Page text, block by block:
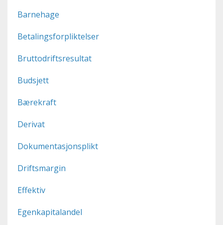
Barnehage
Betalingsforpliktelser
Bruttodriftsresultat
Budsjett
Bærekraft
Derivat
Dokumentasjonsplikt
Driftsmargin
Effektiv
Egenkapitalandel